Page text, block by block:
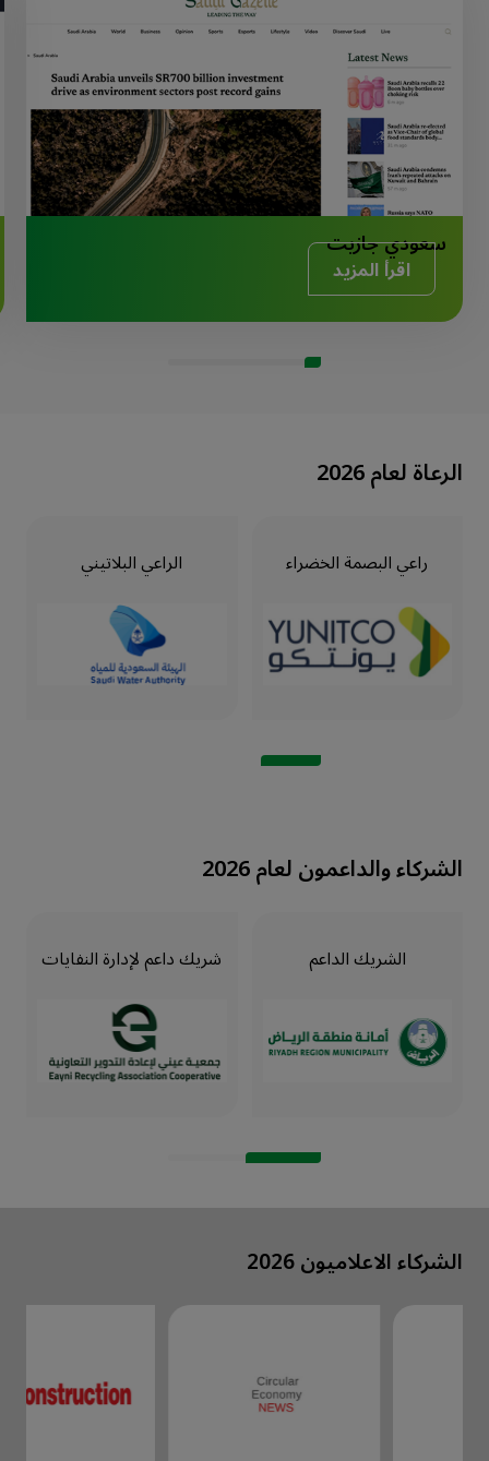
سعودي جازيت
اقرأ المزيد
الرعاة لعام 2026
راعي البصمة الخضراء الراعي البلاتيني
الشركاء والداعمون لعام 2026
الشريك الداعم شريك داعم لإدارة النفايات
الشركاء الاعلاميون 2026